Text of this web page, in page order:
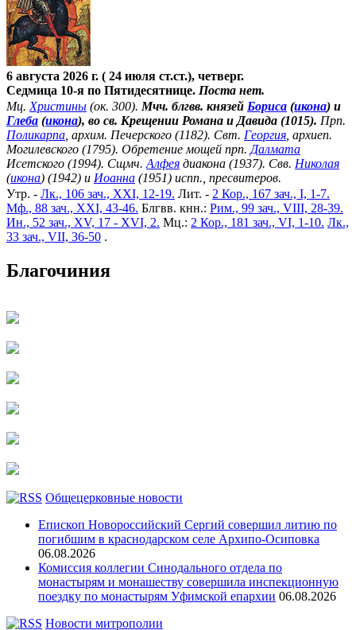
6 августа 2026 г. ( 24 июля ст.ст.), четверг.
Седмица 10-я по Пятидесятнице. Поста нет.
Мц. Христины (ок. 300). Мчч. блгвв. князей Бориса (икона) и
Глеба (икона), во св. Крещении Романа и Давида (1015). Прп.
Поликарпа , архим. Печерского (1182). Свт. Георгия , архиеп.
Могилевского (1795). Обретение мощей прп. Далмата
Исетского (1994). Сщмч. Алфея диакона (1937). Свв. Николая
(икона) (1942) и Иоанна (1951) испп., пресвитеров.
Утр. - Лк., 106 зач., XXI, 12-19. Лит. - 2 Кор., 167 зач., I, 1-7.
Мф., 88 зач., XXI, 43-46. Блгвв. кнн.: Рим., 99 зач., VIII, 28-39.
Ин., 52 зач., XV, 17 - XVI, 2. Мц.: 2 Кор., 181 зач., VI, 1-10. Лк.,
33 зач., VII, 36-50 .
Благочиния
Общецерковные новости
Епископ Новороссийский Сергий совершил литию по
погибшим в краснодарском селе Архипо-Осиповка
06.08.2026
Комиссия коллегии Синодального отдела по
монастырям и монашеству совершила инспекционную
поездку по монастырям Уфимской епархии 06.08.2026
Новости митрополии